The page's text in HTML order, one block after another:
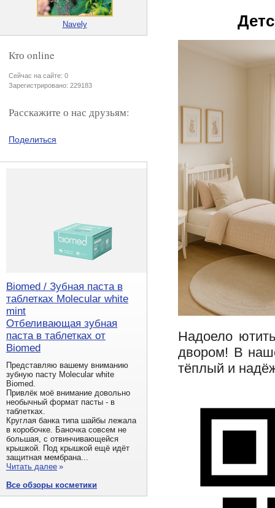
Надоело
двором! В
тёплый и
Navely
Кто online
Сейчас на сайте: 0
Зарегистрировано: 229183
Расскажите о нас друзьям:
Поделиться
Biomed / Зубная паста в
таблетках Molecular white
mint
Отбеливающая зубная
паста в таблетках от
Biomed
Представляю вашему вниманию
зубную пасту Molecular white
Biomed.
Привлёк моё внимание довольно
необычный формат пасты - в
таблетках.
Круглая банка типа шайбы лежала
в коробочке. Баночка совсем не
большая, с отвинчивающейся
крышкой. Под крышкой ещё идёт
защитная мембрана...
Читать далее »
Все обзоры косметики